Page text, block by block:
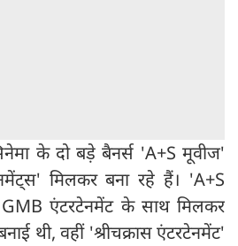
के दो बड़े बैनर्स 'A+S मूवीज'
मिलकर बना रहे हैं। 'A+S
एंटरटेनमेंट के साथ मिलकर
थी, वहीं 'श्रीचक्रास एंटरटेनमेंट'